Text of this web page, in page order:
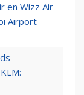
en Wizz Air
Airport